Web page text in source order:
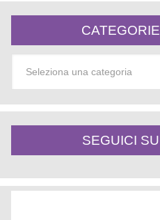
CATEGORIE
SEGUICI SU